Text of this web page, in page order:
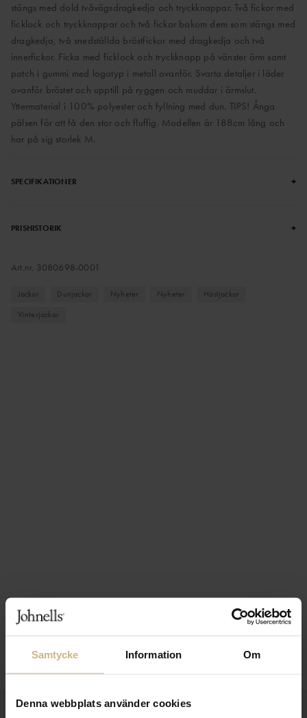
Samtycke Information Om
Denna webbplats använder cookies
stängs med dold tvåvägsdragkedja och tryckknappar. Två fickor med
ficklock och tryckknappar och två fickor bakom dem som stängs med
dragkedja, två snedställda bröstfickor med dragkedja och två
innerfickor. Ficka med ficklock och tryckknapp på vänster ärm samt
patch i gummi med logotyp i metall ovanför. Svarta detaljer i läder
ovanför bröstet och upptill på ryggen och muddar i ärmslut.
Yttermaterial i 100% polyester och fyllning med dun. TIPS! Ånga
pälsen för att få den stor och fluffig. Modellen är 188cm lång och
har på sig storlek M.
SPECIFIKATIONER +
PRISHISTORIK +
Art.nr. 3080698-0001
Jackor Dunjackor Nyheter Nyheter
Höstjackor
Vinterjackor